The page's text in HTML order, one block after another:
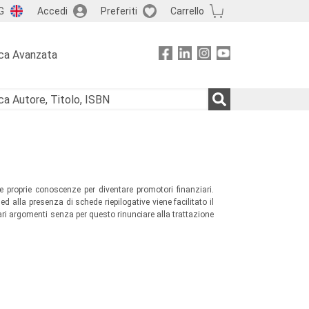
Accedi Preferiti Carrello
Avanzata
conoscenze per diventare promotori finanziari.
alla presenza di schede riepilogative viene facilitato il
argomenti senza per questo rinunciare alla trattazione